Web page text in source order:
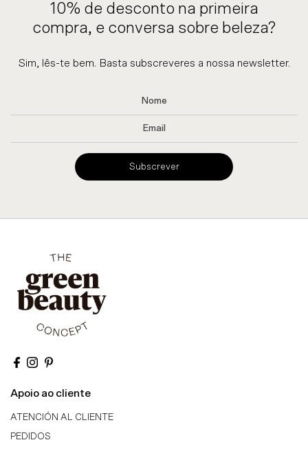
10% de desconto na primeira
compra, e conversa sobre beleza?
Sim, lês-te bem. Basta subscreveres a nossa newsletter.
Subscrever
Apoio ao cliente
ATENCIÓN AL CLIENTE
PEDIDOS